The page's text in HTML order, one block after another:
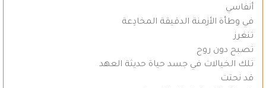
أنفاسي
في وطأة الأزمنة الدقيقة المخادِعة
تنغرز
تصبح دون روح
تلك الخيالات في جسد حياة حديثة العهد
قد نحتت